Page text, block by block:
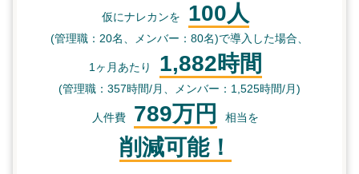
仮にナレカンを 100人
(管理職：20名、メンバー：80名)で導入した場合、
1ヶ月あたり 1,882時間
(管理職：357時間/月、メンバー：1,525時間/月)
人件費 789万円 相当を
削減可能！